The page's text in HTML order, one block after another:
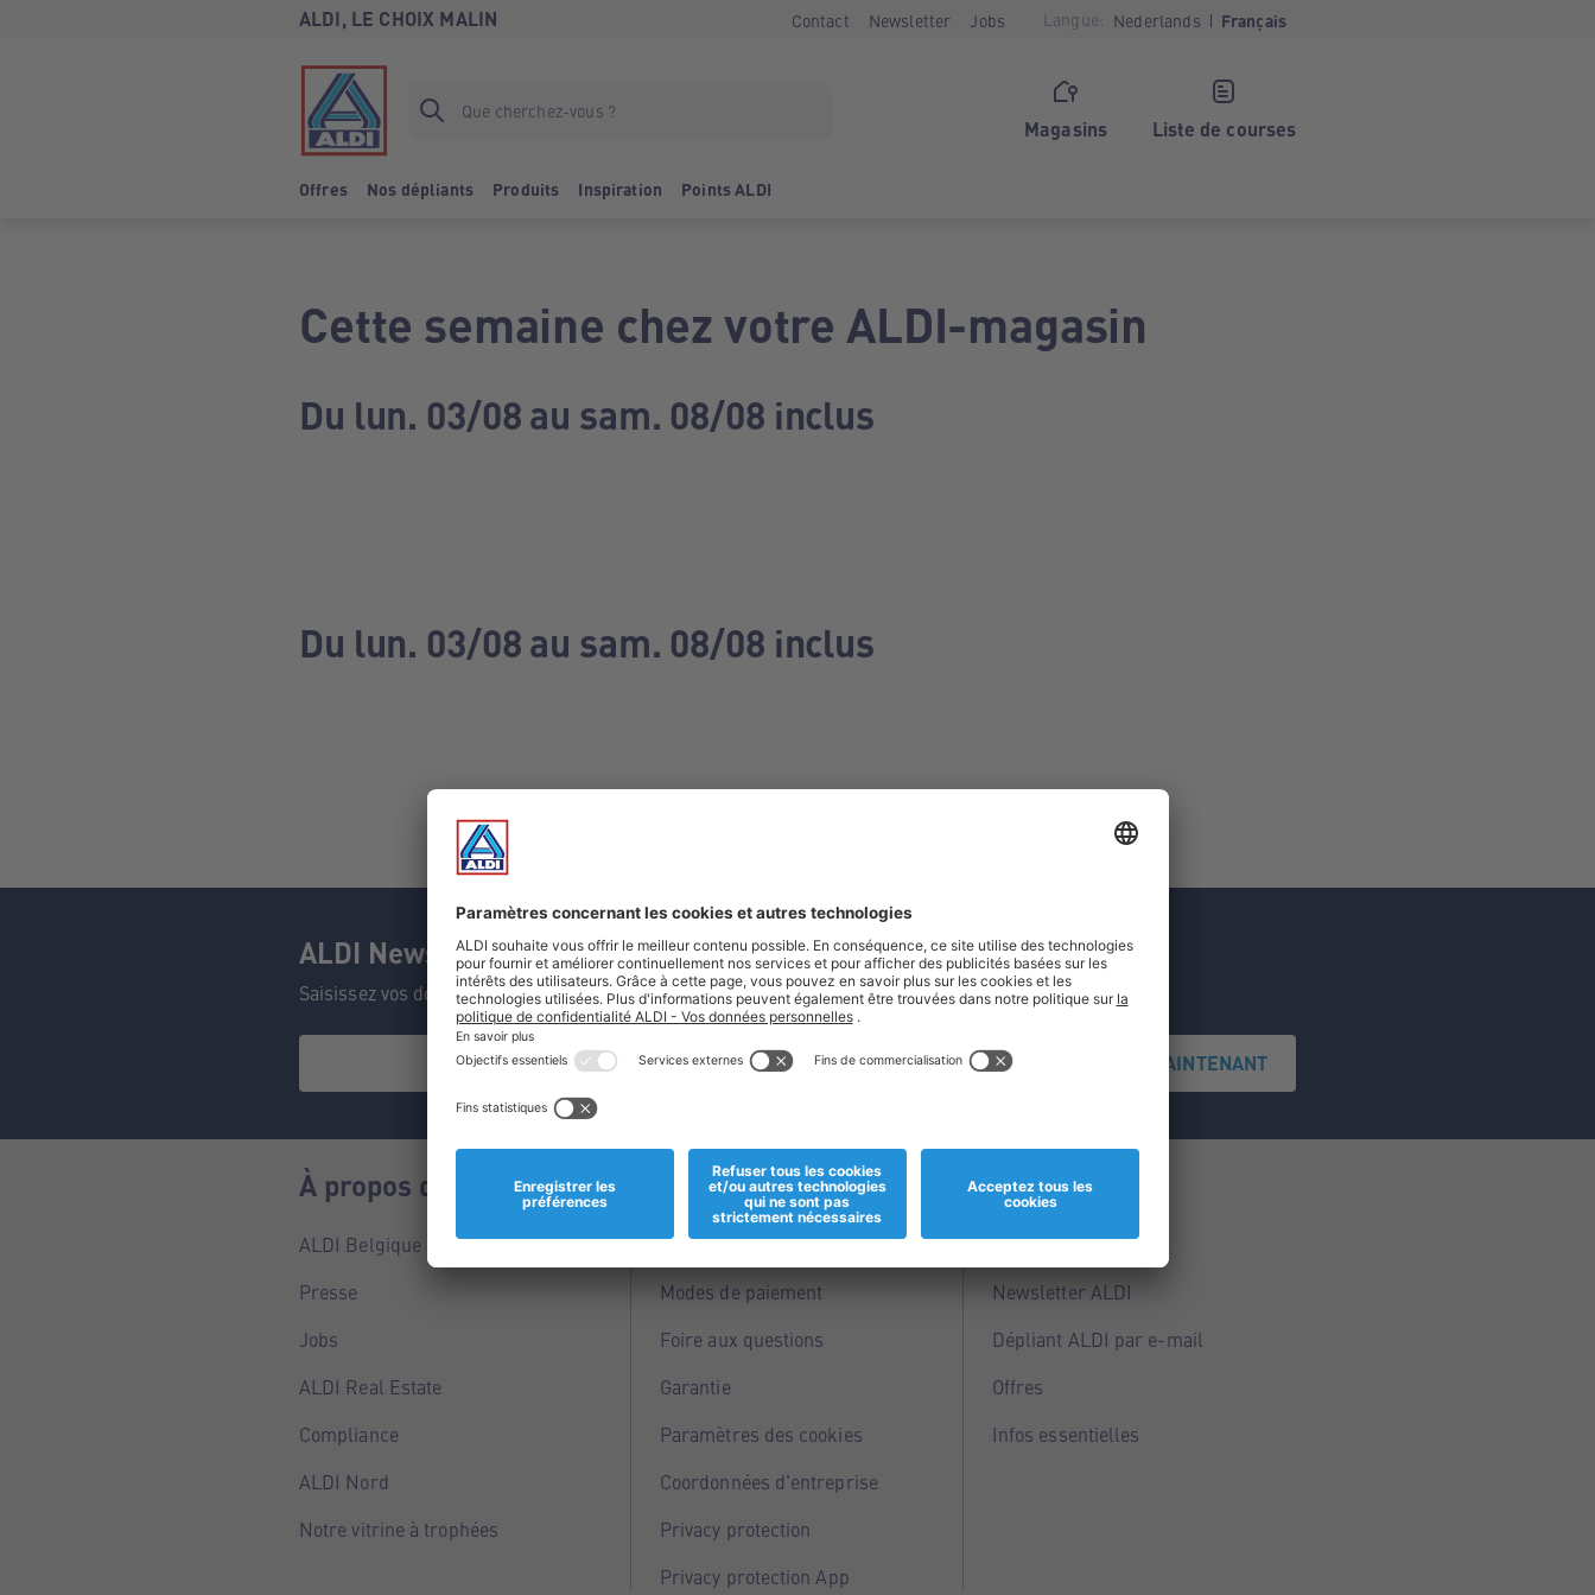
ALDI, LE CHOIX MALIN Contact Newsletter Jobs Langue: Nederlands Français
Magasins Liste de courses
Offres Nos dépliants Produits Inspiration Points ALDI
Cette semaine chez votre ALDI-magasin
Du lun. 03/08 au sam. 08/08 inclus
Du lun. 03/08 au sam. 08/08 inclus
ALDI Newsletter
Saisissez vos données et ne manquez aucune de nos offres.
S'INSCRIRE MAINTENANT
À propos de nous
ALDI Belgique
Presse
Jobs
ALDI Real Estate
Compliance
ALDI Nord
Notre vitrine à trophées
Informations
Magasins
Modes de paiement
Foire aux questions
Garantie
Paramètres des cookies
Coordonnées d'entreprise
Privacy protection
Privacy protection App
Service
Points ALDI
Newsletter ALDI
Dépliant ALDI par e-mail
Offres
Infos essentielles